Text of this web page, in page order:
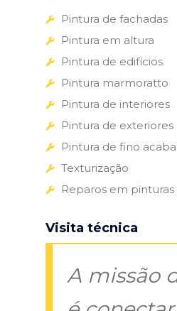
Pintura de fachadas
Pintura em altura
Pintura de edifícios
Pintura marmoratto
Pintura de interiores
Pintura de exteriores
Pintura de fino
Texturização
Reparos em pinturas
Visita técnica
A missão